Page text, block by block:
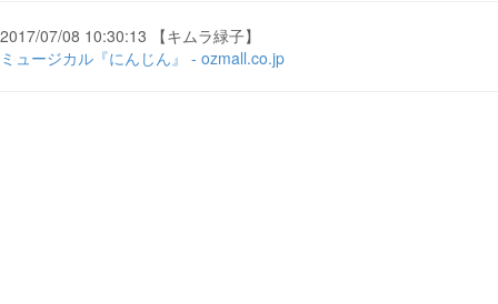
2017/07/08 10:30:13 【キムラ緑子】
ミュージカル『にんじん』 - ozmall.co.jp